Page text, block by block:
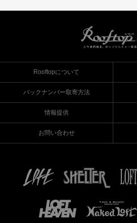
Rooftopについて
バックナンバー取寄方法
情報提供
お問い合わせ